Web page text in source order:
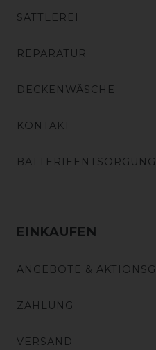
SATTLEREI
REPARATUR
DECKENWÄSCHE
KONTAKT
BATTERIEENTSORGUNG
EINKAUFEN
ANGEBOTE &
ZAHLUNG
VERSAND